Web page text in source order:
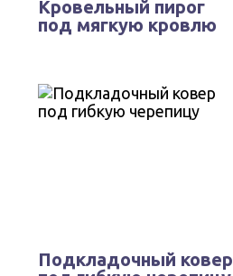
Кровельный пирог
под мягкую кровлю
Подкладочный ковер